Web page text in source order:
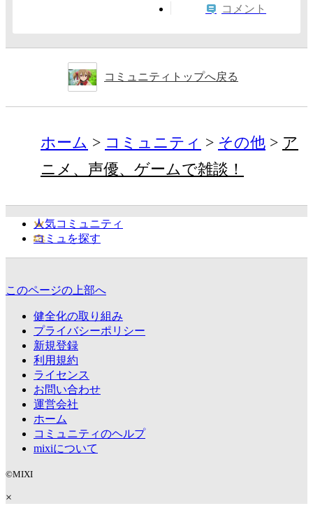
コメント
コミュニティトップへ戻る
ホーム コミュニティ その他
ア
ニメ、声優、ゲームで雑談！
人気コミュニティ
コミュを探す
このページの上部へ
健全化の取り組み
プライバシーポリシー
新規登録
利用規約
ライセンス
お問い合わせ
運営会社
ホーム
コミュニティのヘルプ
mixiについて
©MIXI
×